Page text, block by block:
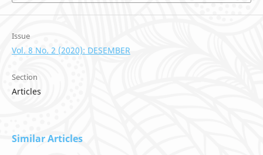
Issue
Vol. 8 No. 2 (2020): DESEMBER
Section
Articles
Similar Articles